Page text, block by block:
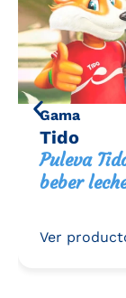
Gama
Tido
Puleva
beber
Ver